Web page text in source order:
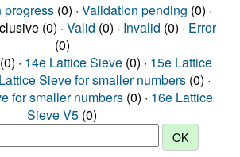
progress(0) · Validation pending (0) ·
(0) · Valid (0) · Invalid (0) · Error
(0)
· 14e Lattice Sieve (0) · 15e Lattice
Sieve for smaller numbers (0) ·
for smaller numbers (0) · 16e Lattice
Sieve V5 (0)